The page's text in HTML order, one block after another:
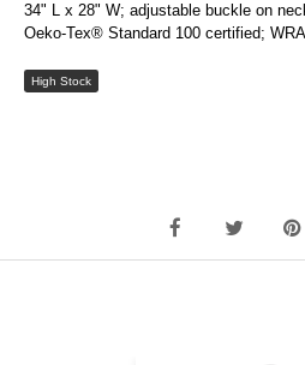
34" L x 28" W; adjustable buckle on
Oeko-Tex® Standard 100 certified;
High Stock